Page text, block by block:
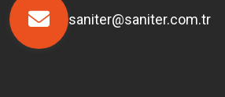
saniter@saniter.com.tr